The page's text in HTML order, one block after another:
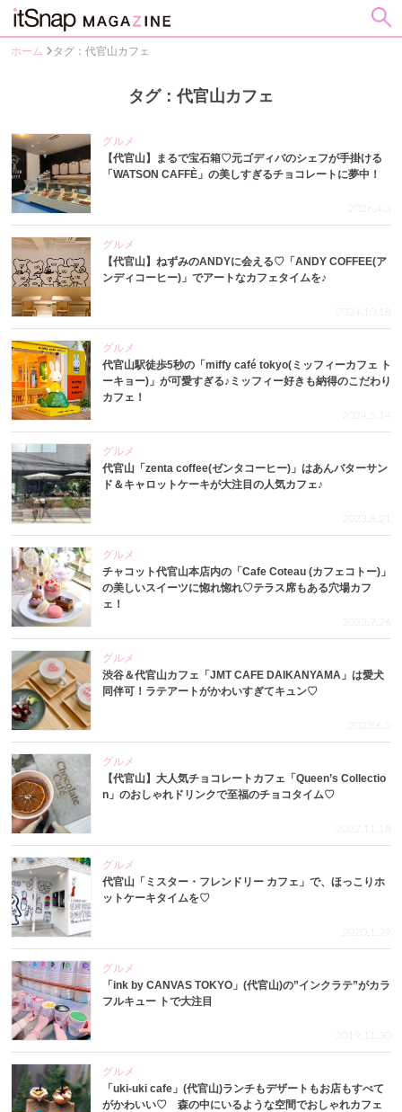
ホーム タグ：代官山カフェ
タグ：代官山カフェ
グルメ
【代官山】まるで宝石箱♡元ゴディバのシェフが手掛ける
「WATSON CAFFÈ」の美しすぎるチョコレートに夢中！
2026.4.3
グルメ
【代官山】ねずみのANDYに会える♡「ANDY COFFEE(ア
ンディコーヒー)」でアートなカフェタイムを♪
2024.10.18
グルメ
代官山駅徒歩5秒の「miffy café tokyo(ミッフィーカフェ ト
ーキョー)」が可愛すぎる♪ミッフィー好きも納得のこだわり
カフェ！
2024.5.14
グルメ
代官山「zenta coffee(ゼンタコーヒー)」はあんバターサン
ド＆キャロットケーキが大注目の人気カフェ♪
2023.8.21
グルメ
チャコット代官山本店内の「Cafe Coteau (カフェコトー)」
の美しいスイーツに惚れ惚れ♡テラス席もある穴場カフ
ェ！
2023.7.26
グルメ
渋谷＆代官山カフェ「JMT CAFE DAIKANYAMA」は愛犬
同伴可！ラテアートがかわいすぎてキュン♡
2023.6.5
グルメ
【代官山】大人気チョコレートカフェ「Queen’s Collectio
n」のおしゃれドリンクで至福のチョコタイム♡
2022.11.18
グルメ
代官山「ミスター・フレンドリー カフェ」で、ほっこりホ
ットケーキタイムを♡
2020.1.29
グルメ
「ink by CANVAS TOKYO」(代官山)の”インクラテ”がカラ
フルキュー トで大注目
2019.11.30
グルメ
「uki-uki cafe」(代官山)ランチもデザートもお店もすべて
がかわいい♡ 森の中にいるような空間でおしゃれカフェ